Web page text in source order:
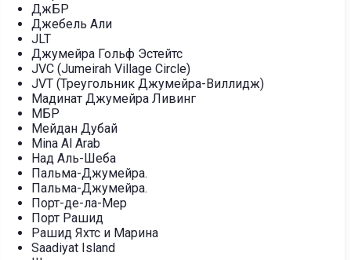
ДжБР
Джебель Али
JLT
Джумейра Гольф Эстейтс
JVC (Jumeirah Village Circle)
JVT (Треугольник Джумейра-Виллидж)
Мадинат Джумейра Ливинг
МБР
Мейдан Дубай
Mina Al Arab
Над Аль-Шеба
Пальма-Джумейра.
Пальма-Джумейра.
Порт-де-ла-Мер
Порт Рашид
Рашид Яхтс и Марина
Saadiyat Island